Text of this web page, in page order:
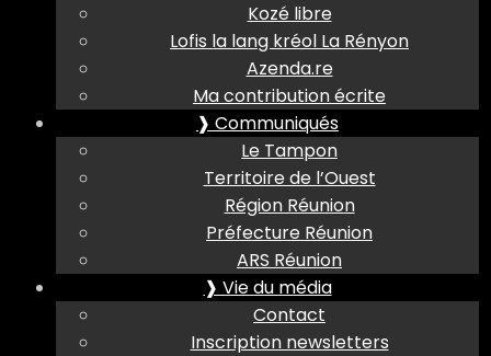
Kozé libre
Lofis la lang kréol La Rényon
Azenda.re
Ma contribution écrite
❱ Communiqués
Le Tampon
Territoire de l’Ouest
Région Réunion
Préfecture Réunion
ARS Réunion
❱ Vie du média
Contact
Inscription newsletters